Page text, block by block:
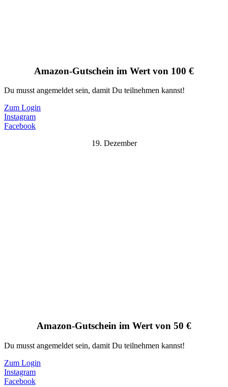
Amazon-Gutschein im Wert von 100 €
Du musst angemeldet sein, damit Du teilnehmen kannst!
Zum Login
Instagram
Facebook
19. Dezember
Amazon-Gutschein im Wert von 50 €
Du musst angemeldet sein, damit Du teilnehmen kannst!
Zum Login
Instagram
Facebook